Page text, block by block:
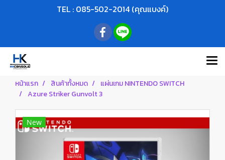
TEL : 085-502-2014 (คุณแบงค์)
หน้าแรก สินค้าทั้งหมด
แผ่นเกม NINTENDO SWITCH
Azure Striker Gunvolt 3
New